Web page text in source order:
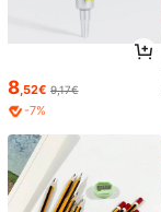
8 ,52€ 9,17€
-7%